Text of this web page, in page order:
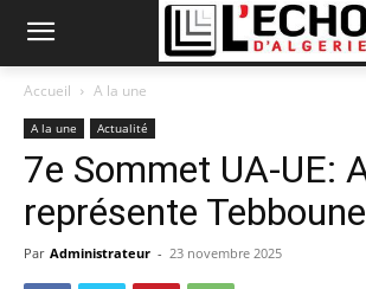
Accueil A la une
A la une Actualité
7e Sommet UA-UE:
représente Tebboune
Par Administrateur - 23 novembre 2025